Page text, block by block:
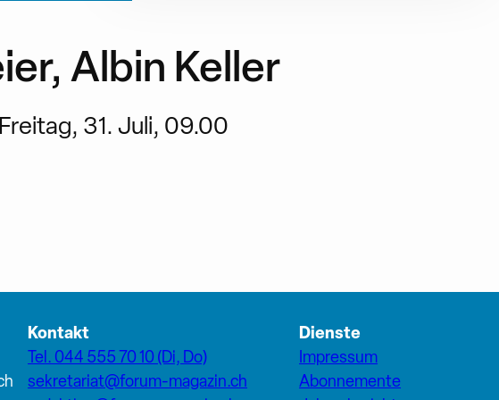
Albin Keller
Freitag, 31. Juli, 09.00
Kontakt
Tel. 044 555 70 10 (Di, Do)
sekretariat@forum-magazin.ch
Dienste
Impressum
Abonnemente